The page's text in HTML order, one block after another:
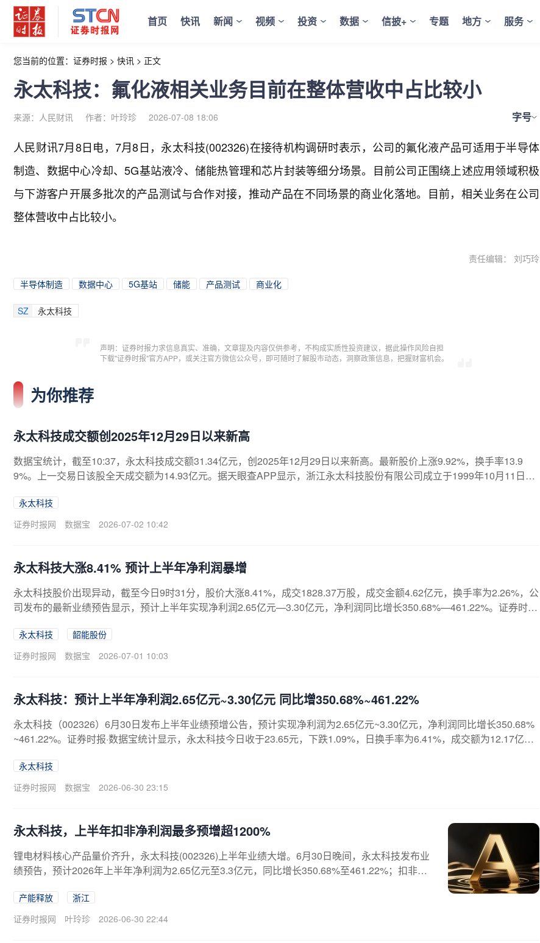
首页 快讯 新闻 视频 投资 数据 信披+ 专题 地方 服务
您当前的位置： 证券时报 > 快讯 > 正文
永太科技：氟化液相关业务目前在整体营收中占比较小
来源：人民财讯 作者：叶玲珍 2026-07-08 18:06 字号
人民财讯7月8日电， 7月8日，永太科技(002326)在接待机构调研时表示，公司的氟化液产品可适用于半导体
制造、数据中心冷却、5G基站液冷、储能热管理和芯片封装等细分场景。目前公司正围绕上述应用领域积极
与下游客户开展多批次的产品测试与合作对接，推动产品在不同场景的商业化落地。目前，相关业务在公司
整体营收中占比较小。
责任编辑： 刘巧玲
半导体制造 数据中心 5G基站 储能 产品测试 商业化
SZ 永太科技
声明：证券时报力求信息真实、准确，文章提及内容仅供参考，不构成实质性投资建议，据此操作风险自担
下载"证券时报"官方APP，或关注官方微信公众号，即可随时了解股市动态，洞察政策信息，把握财富机会。
为你推荐
永太科技成交额创2025年12月29日以来新高
数据宝统计，截至10:37，永太科技成交额31.34亿元，创2025年12月29日以来新高。最新股价上涨9.92%，换手率13.9
9%。上一交易日该股全天成交额为14.93亿元。据天眼查APP显示，浙江永太科技股份有限公司成立于1999年10月11日，
永太科技
证券时报网
数据宝 2026-07-02 10:42
永太科技大涨8.41% 预计上半年净利润暴增
永太科技股价出现异动，截至今日9时31分，股价大涨8.41%，成交1828.37万股，成交金额4.62亿元，换手率为2.26%，公
司发布的最新业绩预告显示，预计上半年实现净利润2.65亿元—3.30亿元，净利润同比增长350.68%—461.22%。证券时报
分别上涨10.09%、10.03%、8.41%。资金面上看，永太科技近5日主力资金总体呈净流出状态，累计净流出4.61亿元，其
中，上一
永太科技
韶能股份
证券时报网
数据宝 2026-07-01 10:03
永太科技：预计上半年净利润2.65亿元~3.30亿元 同比增350.68%~461.22%
永太科技（002326）6月30日发布上半年业绩预增公告，预计实现净利润为2.65亿元~3.30亿元，净利润同比增长350.68%
~461.22%。证券时报·数据宝统计显示，永太科技今日收于23.65元，下跌1.09%，日换手率为6.41%，成交额为12.17亿
3%，股价发布当日股价涨停的有2家。预告发布后5日股价上涨的占比57.14%。资金面上，该股今日主力资金净流出1.05亿
元
永太科技
证券时报网
数据宝 2026-06-30 23:15
永太科技，上半年扣非净利润最多预增超1200%
锂电材料核心产品量价齐升，永太科技(002326)上半年业绩大增。6月30日晚间，永太科技发布业
绩预告，预计2026年上半年净利润为2.65亿元至3.3亿元，同比增长350.68%至461.22%；扣非净
0.36元/股。对于业绩增长的原因，永太科技表示主要得益于新能源汽车及储能市场需求快速增
长，公司六氟磷酸锂、双氟磺酰亚胺锂（LiFSI）、碳酸亚乙烯酯（VC）及电解液等锂电材料类
产能释放
浙江
证券时报网
叶玲珍 2026-06-30 22:44